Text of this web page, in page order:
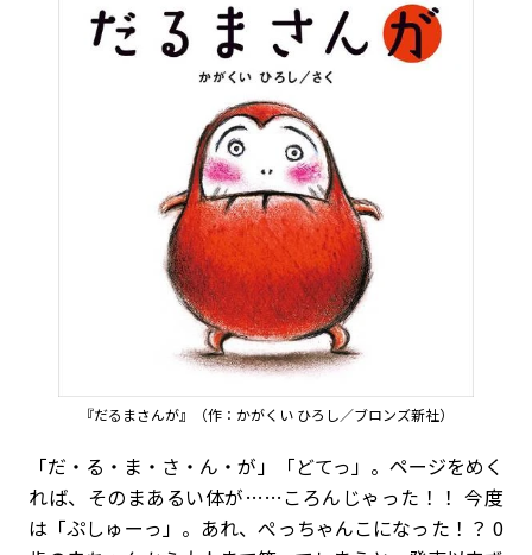
『だるまさんが』（作：かがくい ひろし／ブロンズ新社）
「だ・る・ま・さ・ん・が」「どてっ」。ページをめく
れば、そのまあるい体が……ころんじゃった！！ 今度
は「ぷしゅーっ」。あれ、ぺっちゃんこになった！？ 0